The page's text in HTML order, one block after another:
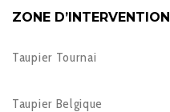
ZONE D’INTERVENTION
Taupier Tournai
Taupier Belgique